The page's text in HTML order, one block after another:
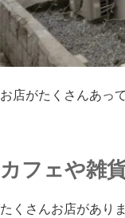
お店がたくさんあっ
カフェや雑
たくさんお店がありま